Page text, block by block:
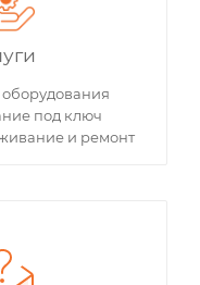
под ключ
и ремонт